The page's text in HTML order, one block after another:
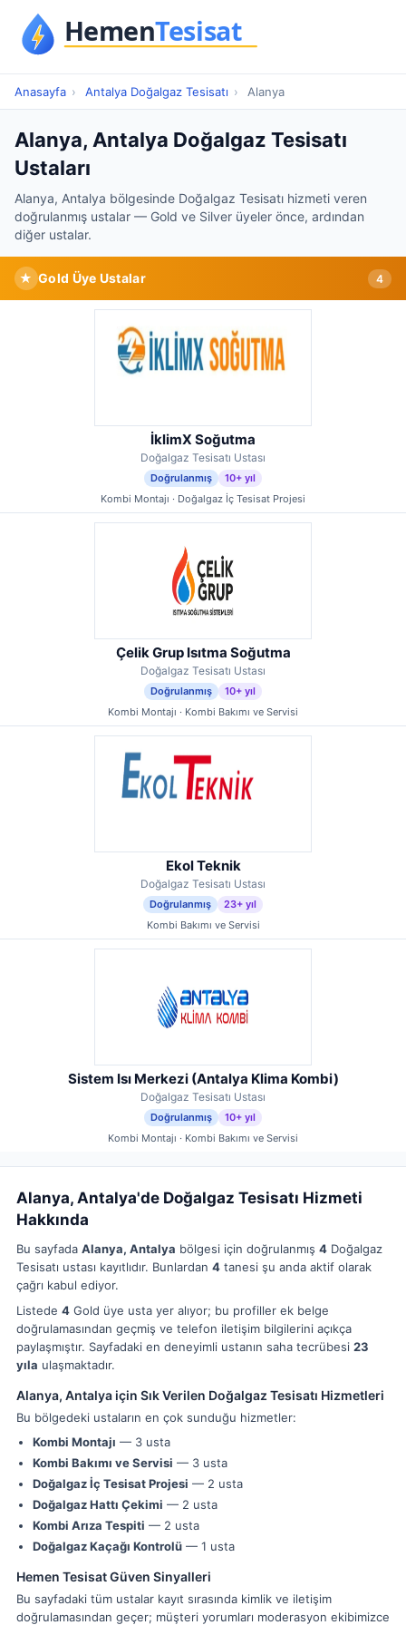
Anasayfa › Antalya Doğalgaz Tesisatı › Alanya
Alanya, Antalya Doğalgaz Tesisatı
Ustaları
Alanya, Antalya bölgesinde Doğalgaz Tesisatı hizmeti veren
doğrulanmış ustalar — Gold ve Silver üyeler önce, ardından
diğer ustalar.
★ Gold Üye Ustalar 4
İklimX Soğutma
Doğalgaz Tesisatı Ustası
Doğrulanmış
10+ yıl
Kombi Montajı · Doğalgaz İç Tesisat Projesi
Çelik Grup Isıtma Soğutma
Doğalgaz Tesisatı Ustası
Doğrulanmış
10+ yıl
Kombi Montajı · Kombi Bakımı ve Servisi
Ekol Teknik
Doğalgaz Tesisatı Ustası
Doğrulanmış
23+ yıl
Kombi Bakımı ve Servisi
Sistem Isı Merkezi (Antalya Klima Kombi)
Doğalgaz Tesisatı Ustası
Doğrulanmış
10+ yıl
Kombi Montajı · Kombi Bakımı ve Servisi
Alanya, Antalya'de Doğalgaz Tesisatı Hizmeti
Hakkında
Bu sayfada Alanya, Antalya bölgesi için doğrulanmış 4 Doğalgaz
Tesisatı ustası kayıtlıdır. Bunlardan 4 tanesi şu anda aktif olarak
çağrı kabul ediyor.
Listede 4 Gold üye usta yer alıyor; bu profiller ek belge
doğrulamasından geçmiş ve telefon iletişim bilgilerini açıkça
paylaşmıştır. Sayfadaki en deneyimli ustanın saha tecrübesi 23
yıla ulaşmaktadır.
Alanya, Antalya için Sık Verilen Doğalgaz Tesisatı Hizmetleri
Bu bölgedeki ustaların en çok sunduğu hizmetler:
Kombi Montajı — 3 usta
Kombi Bakımı ve Servisi — 3 usta
Doğalgaz İç Tesisat Projesi — 2 usta
Doğalgaz Hattı Çekimi — 2 usta
Kombi Arıza Tespiti — 2 usta
Doğalgaz Kaçağı Kontrolü — 1 usta
Hemen Tesisat Güven Sinyalleri
Bu sayfadaki tüm ustalar kayıt sırasında kimlik ve iletişim
doğrulamasından geçer; müşteri yorumları moderasyon ekibimizce